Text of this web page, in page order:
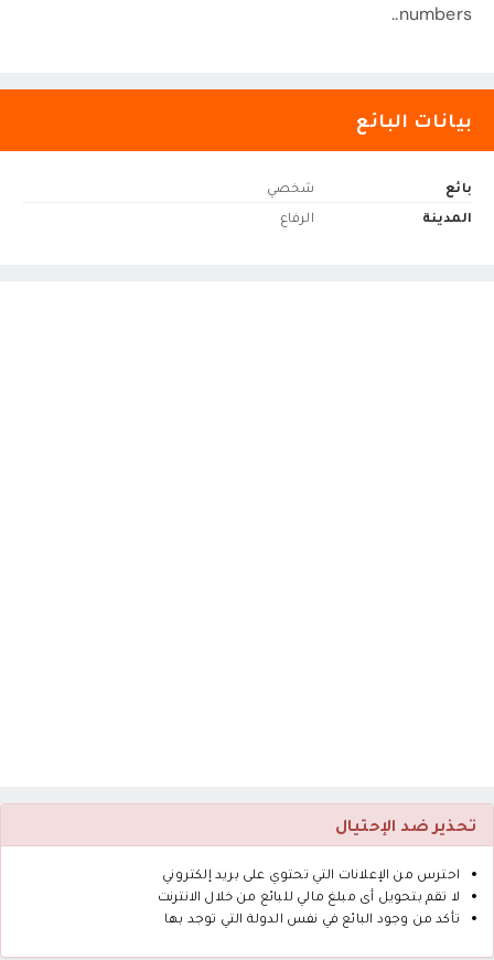
numbers..
بيانات البائع
بائع
شخصي
المدينة
الرفاع
تحذير ضد الإحتيال
احترس من الإعلانات التي تحتوي على بريد إلكتروني
لا تقم بتحويل أى مبلغ مالي للبائع من خلال الانترنت
تأكد من وجود البائع في نفس الدولة التي توجد بها